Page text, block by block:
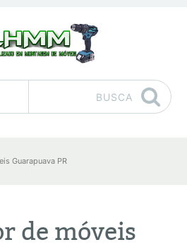
BUSCA
Guarapuava PR
de móveis